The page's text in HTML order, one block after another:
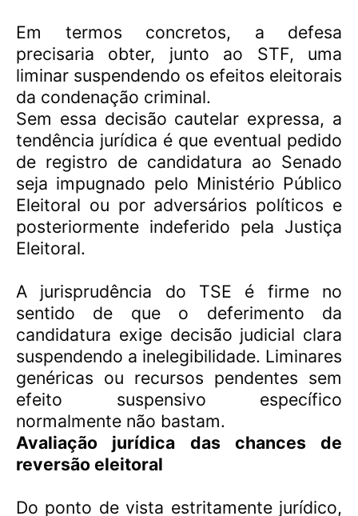
Em termos concretos, a defesa
precisaria obter, junto ao STF, uma
liminar suspendendo os efeitos eleitorais
da condenação criminal.
Sem essa decisão cautelar expressa, a
tendência jurídica é que eventual pedido
de registro de candidatura ao Senado
seja impugnado pelo Ministério Público
Eleitoral ou por adversários políticos e
posteriormente indeferido pela Justiça
Eleitoral.
A jurisprudência do TSE é firme no
sentido de que o deferimento da
candidatura exige decisão judicial clara
suspendendo a inelegibilidade. Liminares
genéricas ou recursos pendentes sem
efeito suspensivo específico
normalmente não bastam.
Avaliação jurídica das chances de
reversão eleitoral
Do ponto de vista estritamente jurídico,